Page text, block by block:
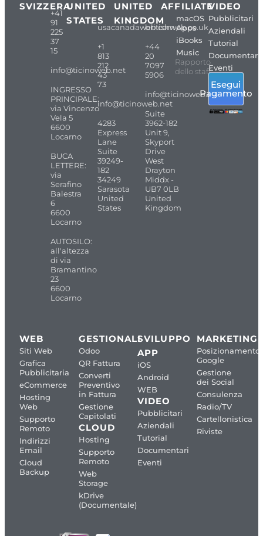
SVIZZERA
+41
91
225
37
15
info@ticinoweb.net
INGRESSO
PRINCIPALE:
via Vincenzo
Vela 5
6600
Locarno
BUCA
LETTERE:
via
Serafino
Balestra
6
6600
Locarno
AUTOSILO:
all'altezza
di via
Bramantino
23
6600
Locarno
UNITED
STATES
usacanadaweb.com
+1
813
212
43
73
info@ticinoweb.net
4283
Express
Lane
Suite
39249-
182
34249
Sarasota
United
States
UNITED
KINGDOM
britishweb.co.uk
+44
20
7097
5906
info@ticinoweb.net
Suite
3962-182
Unit 9,
Skyport
Drive
West
Drayton
Middx -
UB7 0LB
United
Kingdom
AFFILIATE
macOS
Apps
iBooks
Music
Rapporto
dello staff
VIDEO
Pubblicitari
Aziendali
Tutorial
Documentari
Eventi
Esegui
Pagamento
WEB
Siti Web
Grafica
Pubblicitaria
eCommerce
Hosting
Web
Supporto
Remoto
Indirizzi
Email
Cloud
Backup
GESTIONALI
Odoo
QR Fattura
Converti
Preventivo
in Fattura
Gestione
Capitolati
CLOUD
Hosting
Supporto
Remoto
Web
Storage
kDrive
(Documentale)
SVILUPPO
APP
iOS
Android
WEB
VIDEO
Pubblicitari
Aziendali
Tutorial
Documentari
Eventi
MARKETING
Posizionamento
Google
Gestione
dei Social
Consulenza
Radio/TV
Cartellonistica
Riviste